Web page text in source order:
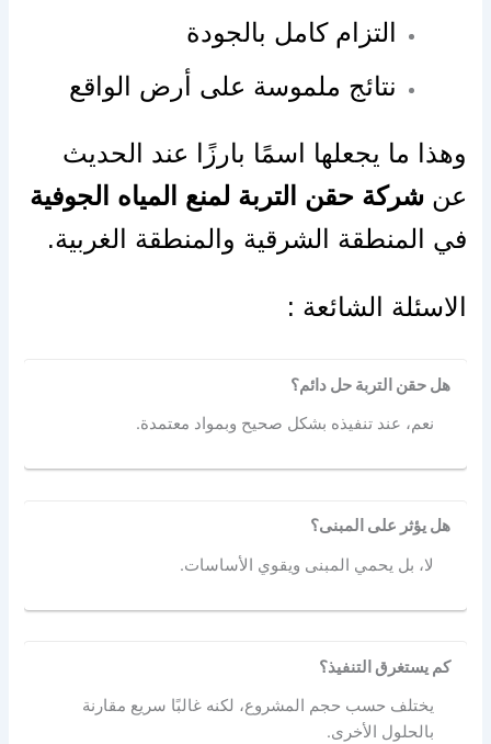
التزام كامل بالجودة
نتائج ملموسة على أرض الواقع
وهذا ما يجعلها اسمًا بارزًا عند الحديث
عنشركة حقن التربة لمنع المياه الجوفية
في المنطقة الشرقية والمنطقة الغربية.
الاسئلة الشائعة :
هل حقن التربة حل دائم؟
نعم، عند تنفيذه بشكل صحيح وبمواد معتمدة.
هل يؤثر على المبنى؟
لا، بل يحمي المبنى ويقوي الأساسات.
كم يستغرق التنفيذ؟
يختلف حسب حجم المشروع، لكنه غالبًا سريع مقارنة
بالحلول الأخرى.